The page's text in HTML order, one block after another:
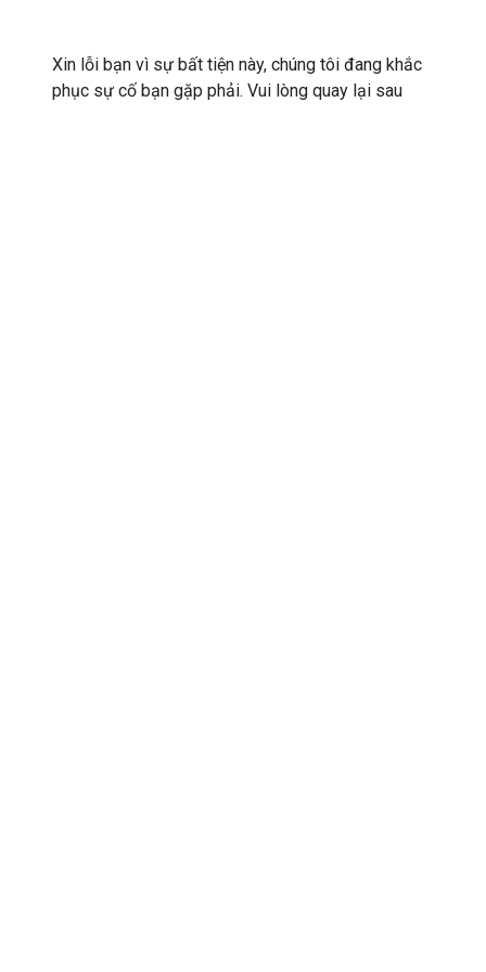
Xin lỗi bạn vì sự bất tiện này, chúng tôi đang khắc
phục sự cố bạn gặp phải. Vui lòng quay lại sau